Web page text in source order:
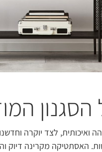
ואיכותית, לצד יוקרה
האסתטיקה מקרינה דיוק